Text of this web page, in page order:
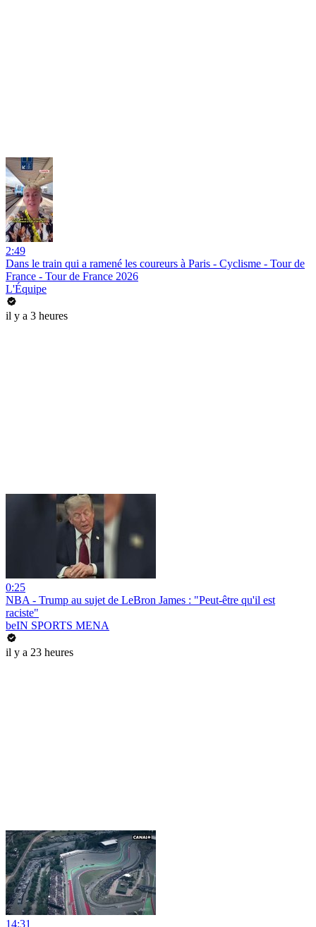
2:49
Dans le train qui a ramené les coureurs à Paris - Cyclisme - Tour de
France - Tour de France 2026
L'Équipe
il y a 3 heures
0:25
NBA - Trump au sujet de LeBron James : "Peut-être qu'il est
raciste"
beIN SPORTS MENA
il y a 23 heures
14:31